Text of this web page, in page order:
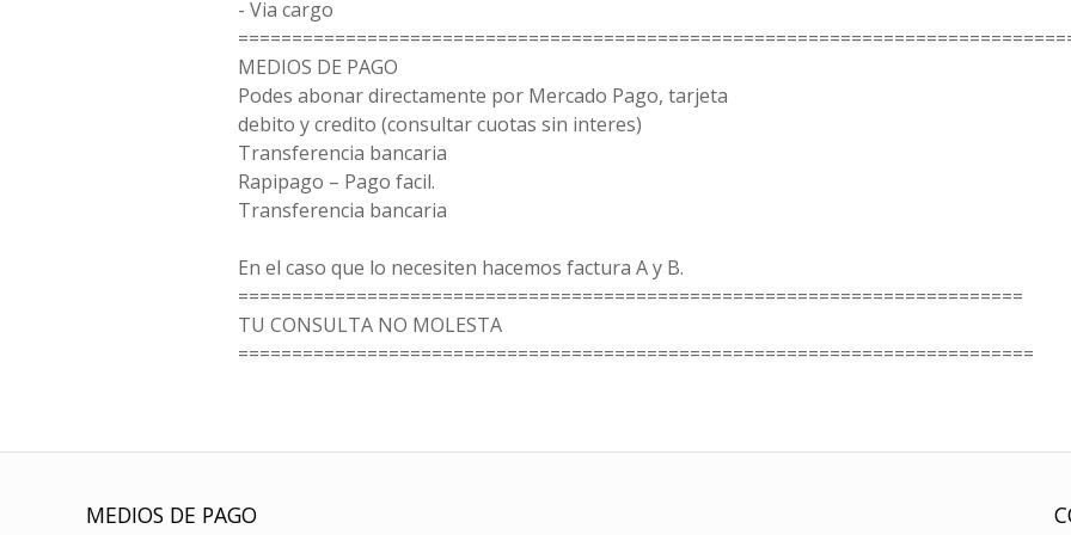
- Via cargo
MEDIOS DE PAGO
Podes abonar directamente por Mercado Pago, tarjeta
debito y credito (consultar cuotas sin interes)
Transferencia bancaria
Rapipago – Pago facil.
Transferencia bancaria
En el caso que lo necesiten hacemos factura A y B.
=========================================================================
TU CONSULTA NO MOLESTA
==========================================================================
MEDIOS DE PAGO